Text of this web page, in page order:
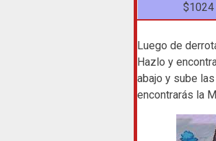
$1024
Luego de
Hazlo y
abajo y sube
encontrarás la